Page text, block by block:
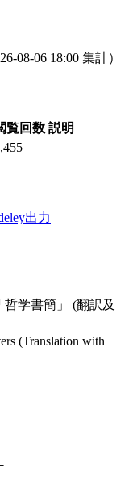
08-06 18:00 集計）
覧回数 説明
出力
学書簡」 (翻訳及
(Translation with